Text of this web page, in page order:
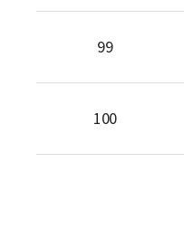
99
100